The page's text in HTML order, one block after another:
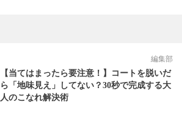
編集部
【当てはまったら要注意！】コートを脱いだ
ら「地味見え」してない？30秒で完成する大
人のこなれ解決術